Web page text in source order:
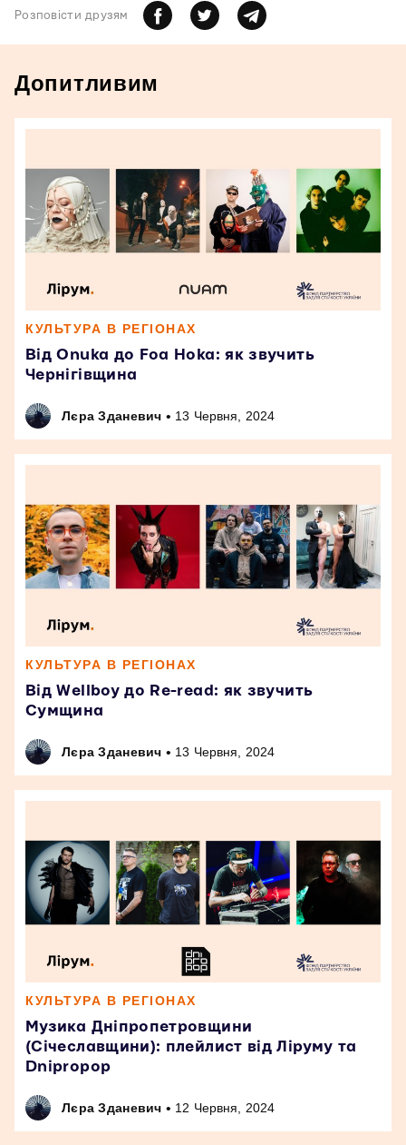
Розповiсти друзям
Допитливим
КУЛЬТУРА В РЕГІОНАХ
Від Onuka до Foa Hoka: як звучить
Чернігівщина
Лєра Зданевич • 13 Червня, 2024
КУЛЬТУРА В РЕГІОНАХ
Від Wellboy до Re-read: як звучить
Сумщина
Лєра Зданевич • 13 Червня, 2024
КУЛЬТУРА В РЕГІОНАХ
Музика Дніпропетровщини
(Січеславщини): плейлист від Ліруму та
Dnipropop
Лєра Зданевич • 12 Червня, 2024